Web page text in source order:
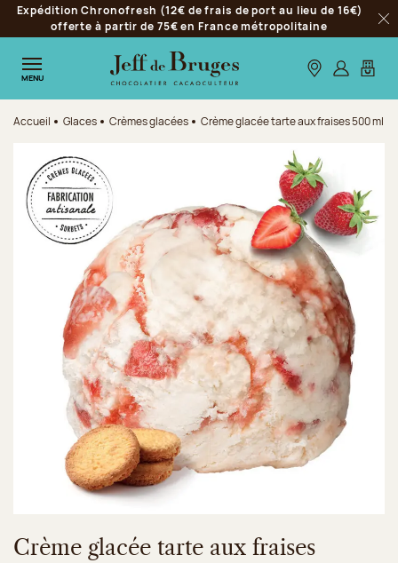
Aller à la navigation
Aller au contenu principal
Aller au pied de page
Expédition Chronofresh (12€ de frais de port au lieu de 16€)
offerte à partir de 75€ en France métropolitaine
MENU Nos boutiques
S’identifier
Mon
Accueil Glaces Crèmes glacées Crème glacée tarte aux fraises 500 ml
Crème glacée tarte aux fraises